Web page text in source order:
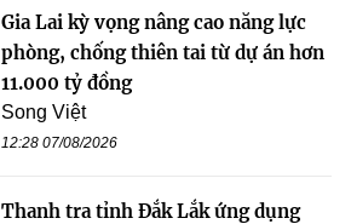
Gia Lai kỳ vọng nâng cao năng lực
phòng, chống thiên tai từ dự án hơn
11.000 tỷ đồng
Song Việt
12:28 07/08/2026
Thanh tra tỉnh Đắk Lắk ứng dụng